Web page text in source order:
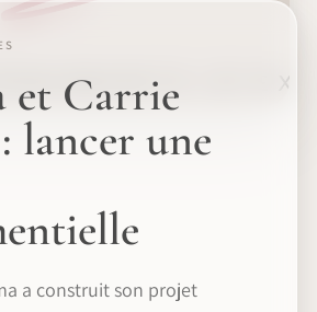
et Carrie
lancer une
a construit son projet